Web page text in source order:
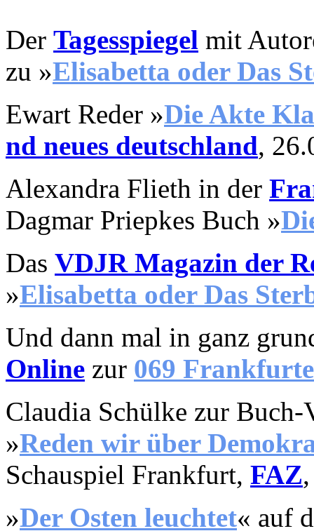
Der Tagesspiegel mit
zu »Elisabetta oder Das
Ewart Reder »Die Akte
nd neues deutschland,
Alexandra Flieth in der
Dagmar Priepkes Buch »D
Das VDJR Magazin der
»Elisabetta oder Das
Und dann mal in ganz
Online zur 069 Fr
Claudia Schülke zur Buch-
»Reden wir über
Schauspiel Frankfurt, FAZ
»Der Osten leuchtet« auf